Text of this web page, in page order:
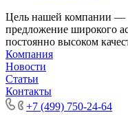
Цель нашей компании —
предложение широкого
постоянно высоком
Компания
Новости
Статьи
Контакты
+7 (499) 750-24-64